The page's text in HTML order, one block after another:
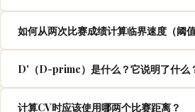
如何从两次比赛成绩计算临界速度（阈
D'（D-prime）是什么？它说明了什么
计算CV时应该使用哪两个比赛距离？